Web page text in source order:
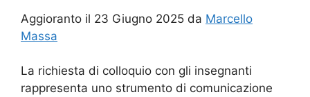
Aggioranto il 23 Giugno 2025 da Marcello
Massa
La richiesta di colloquio con gli insegnanti
rappresenta uno strumento di comunicazione